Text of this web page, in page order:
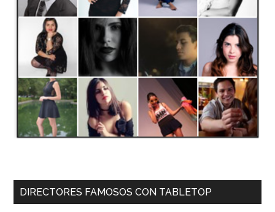
DIRECTORES FAMOSOS CON TABLETOP